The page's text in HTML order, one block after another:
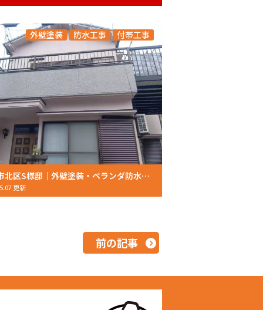
神戸市北区S様邸｜外壁塗装・ベランダ防水工事・防蟻工事で住まいを長持ち！施工事例をご紹介【2026年4月完工】
更新
外壁塗装 防水工事 付帯工事
前の記事